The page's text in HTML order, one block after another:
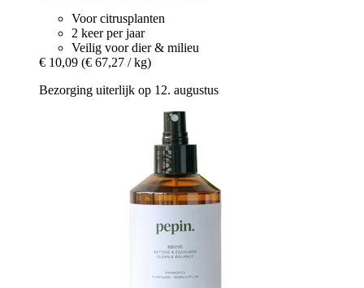
Voor citrusplanten
2 keer per jaar
Veilig voor dier & milieu
€ 10,09 (€ 67,27 / kg)
Bezorging uiterlijk op 12. augustus